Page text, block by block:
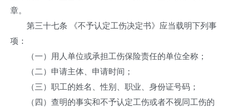
章。
第三十七条 《不予认定工伤决定书》应当载明下列事
项：
（一）用人单位或承担工伤保险责任的单位全称；
（二）申请主体、申请时间；
（三）职工的姓名、性别、职业、身份证号码；
（四）查明的事实和不予认定工伤或者不视同工伤的